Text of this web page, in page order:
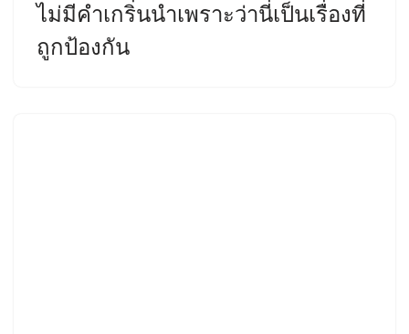
ไม่มีคำเกริ่นนำเพราะว่านี่เป็นเรื่องที่
ถูกป้องกัน